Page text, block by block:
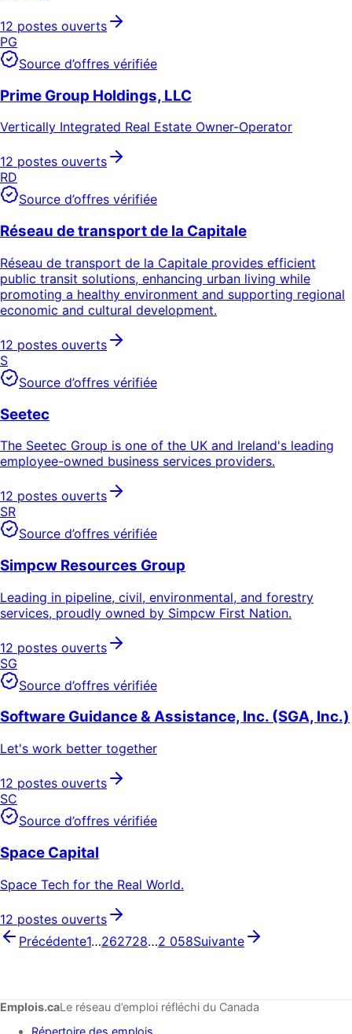
12 postes ouverts
PG
Source d’offres vérifiée
Prime Group Holdings, LLC
Vertically Integrated Real Estate Owner-Operator
12 postes ouverts
RD
Source d’offres vérifiée
Réseau de transport de la Capitale
Réseau de transport de la Capitale provides efficient
public transit solutions, enhancing urban living while
promoting a healthy environment and supporting regional
economic and cultural development.
12 postes ouverts
S
Source d’offres vérifiée
Seetec
The Seetec Group is one of the UK and Ireland's leading
employee-owned business services providers.
12 postes ouverts
SR
Source d’offres vérifiée
Simpcw Resources Group
Leading in pipeline, civil, environmental, and forestry
services, proudly owned by Simpcw First Nation.
12 postes ouverts
SG
Source d’offres vérifiée
Software Guidance & Assistance, Inc. (SGA, Inc.)
Let's work better together
12 postes ouverts
SC
Source d’offres vérifiée
Space Capital
Space Tech for the Real World.
12 postes ouverts
Précédente1…262728…2 058Suivante
Emplois.caLe réseau d’emploi réfléchi du Canada
Répertoire des emplois